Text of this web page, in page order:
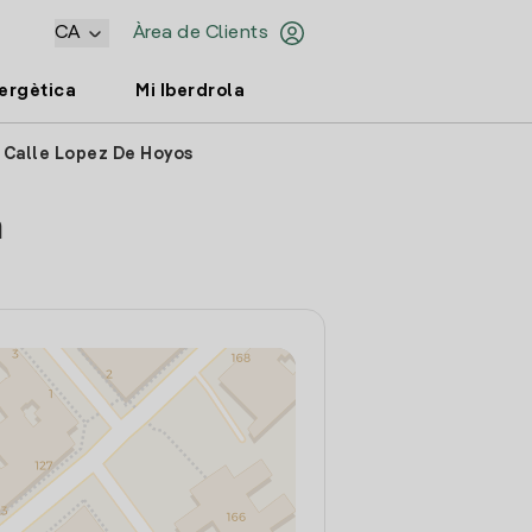
Àrea de Clients
CA
Mi Iberdrola
Lopez De Hoyos